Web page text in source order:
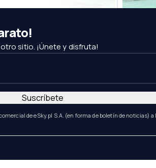
sitio. ¡Únete y disfruta!
de eSky.pl S.A. (en forma de boletín de noticias)
Suscríbete